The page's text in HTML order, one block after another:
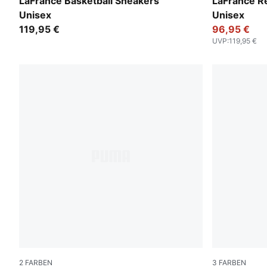
Unisex
119,95 €
Unisex
96,95 €
UVP:119,95 €
2 FARBEN 3 FARBEN